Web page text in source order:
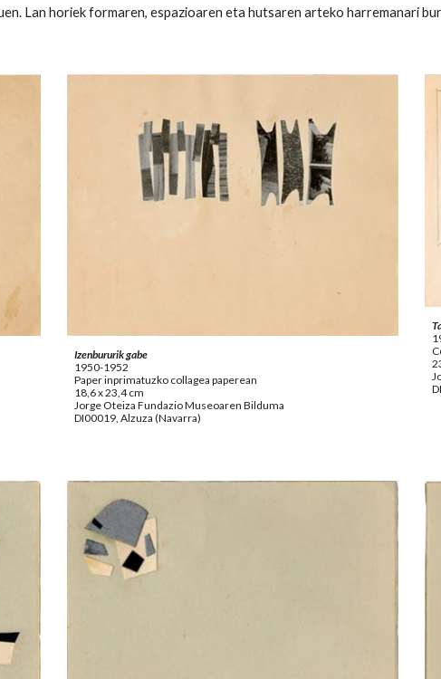
Lan horiek formaren, espazioaren eta hutsaren arteko harremanari
Izenbururik gabe
1950-1952
Paper inprimatuzko collagea paperean
18,6 x 23,4 cm
Jorge Oteiza Fundazio Museoaren Bilduma
DI00019, Alzuza (Navarra)